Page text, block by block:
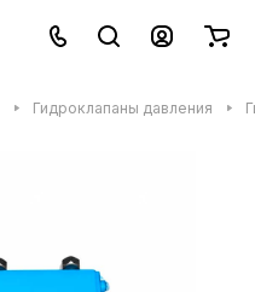
Гидроклапаны давления